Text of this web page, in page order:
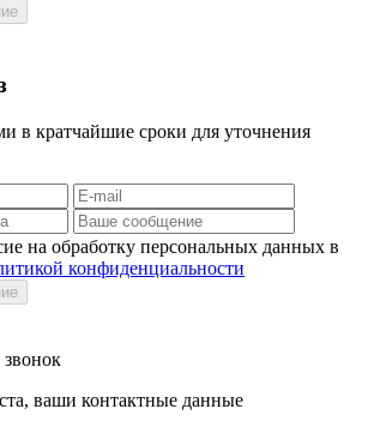
в кратчайшие сроки для уточнения
на обработку персональных данных в
конфиденциальности
звонок
ваши контактные данные